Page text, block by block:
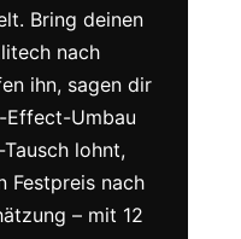
Bring deinen
nach
ihn, sagen dir
Effect-Umbau
lohnt,
Festpreis nach
– mit 12